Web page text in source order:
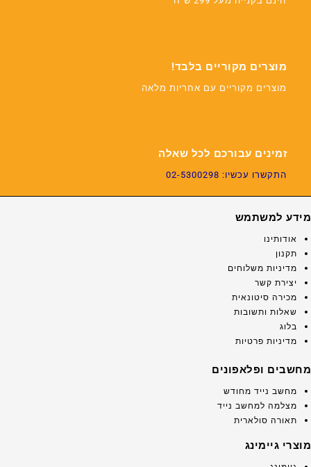
מוצרים מקוריים בלבד!
מוצרים מקוריים עם אחריות מלאה
זמינים עבורכם לכל שאלה
התקשרו עכשיו: 02-5300298
מידע למשתמש
אודותינו
תקנון
מדיניות משלוחים
יצירת קשר
מכירה סיטונאית
שאלות ותשובות
בלוג
מדיניות פרטיות
מחשבים ופלאפונים
מחשב נייד מחודש
מצלמה למחשב נייד
תאורה סולארית
מוצרי גיימינג